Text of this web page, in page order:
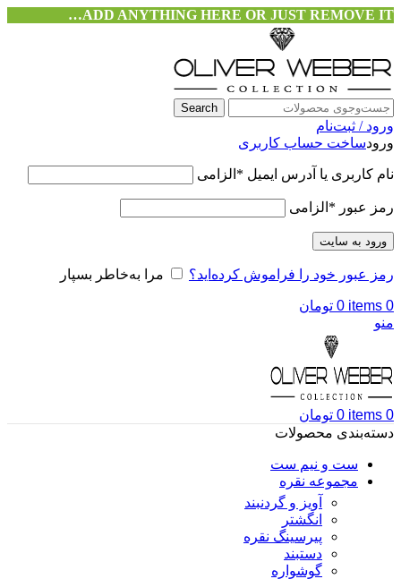
ADD ANYTHING HERE OR JUST REMOVE IT…
Search
ورود / ثبت‌نام
ورودساخت حساب کاربری
نام کاربری یا آدرس ایمیل * الزامی
رمز عبور * الزامی
ورود به سایت
رمز عبور خود را فراموش کرده‌اید؟ مرا به‌خاطر بسپار
0
items
0 تومان
منو
0
items
0 تومان
دسته‌بندی محصولات
ست و نیم ست
مجموعه نقره
آویز و گردنبند
انگشتر
پیرسینگ نقره
دستبند
گوشواره